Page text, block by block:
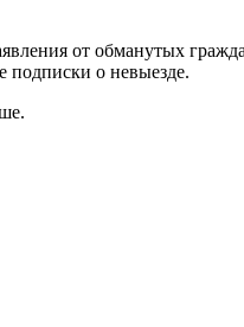
от обманутых
подписки о невыезде.